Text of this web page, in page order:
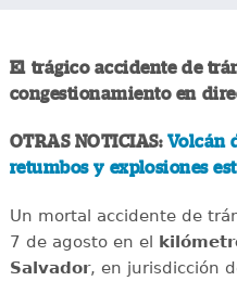
El trágico accidente de
congestionamiento en
OTRAS NOTICIAS: Volcán
retumbos y explosiones
Un mortal accidente de
7 de agosto en el
Salvador, en jurisdicción